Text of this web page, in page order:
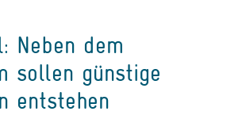
Neben dem
sollen günstige
entstehen